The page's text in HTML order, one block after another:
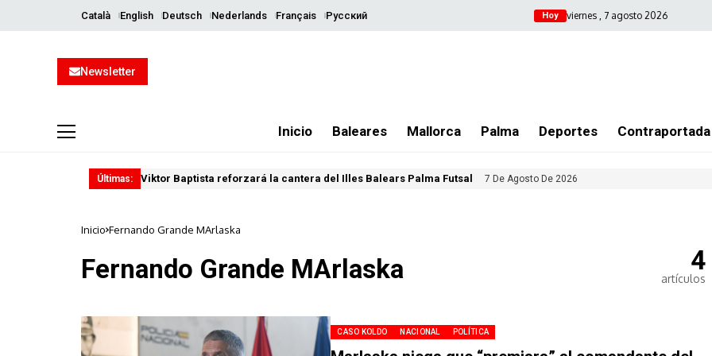
Català English Deutsch Nederlands Français Русский Hoy viernes , 7 agosto 2026
Newsletter
Inicio Baleares Mallorca Palma Deportes Contraportada
Últimas: Viktor Baptista reforzará la cantera del Illes Balears Palma Futsal 7 De Agosto De 2026
Inicio Fernando Grande MArlaska
Fernando Grande MArlaska 4
artículos
CASO KOLDO NACIONAL POLÍTICA